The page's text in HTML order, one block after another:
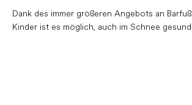
Dank des immer größeren Angebots an
Kinder ist es möglich, auch im Schnee